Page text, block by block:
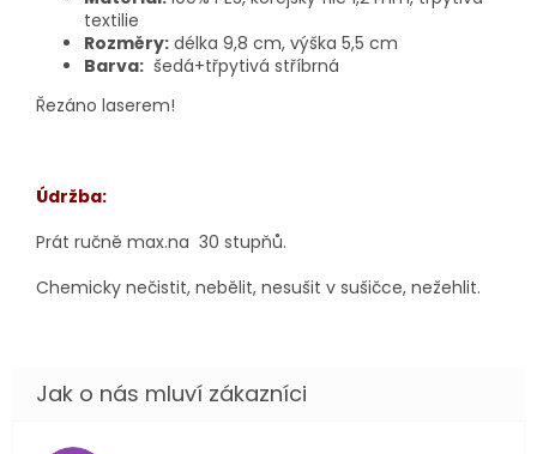
textilie
Rozměry: délka 9,8 cm, výška 5,5 cm
Barva: šedá+třpytivá stříbrná
Řezáno laserem!
Údržba:
Prát ručně max.na 30 stupňů.
Chemicky nečistit, nebělit, nesušit v sušičce, nežehlit.